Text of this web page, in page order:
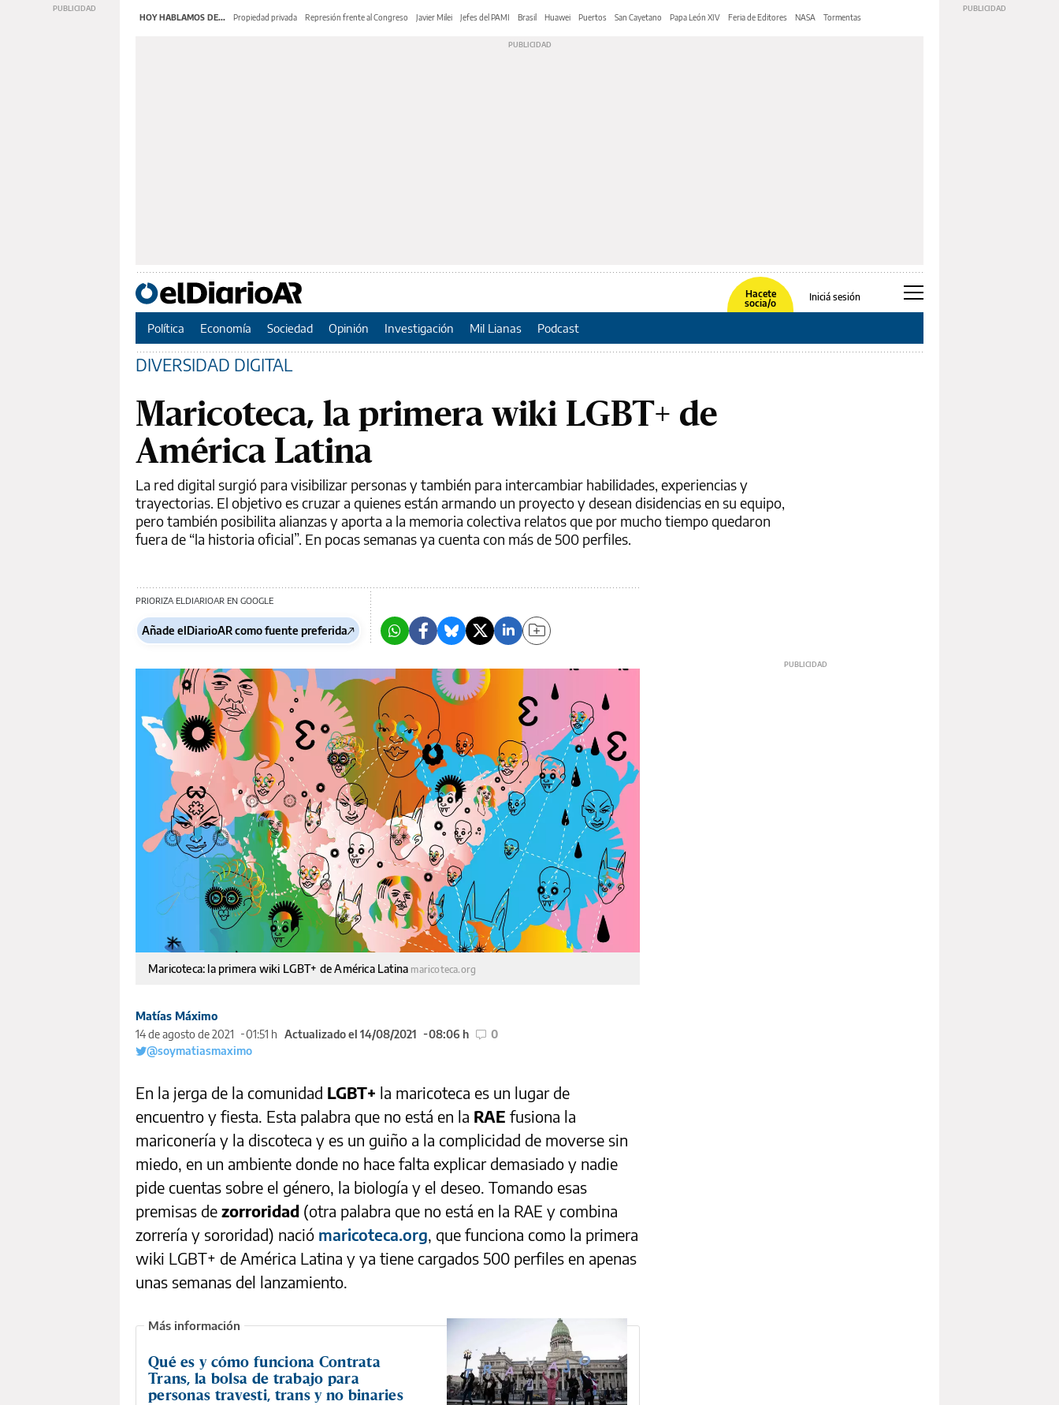
HOY HABLAMOS DE... Propiedad privada Represión frente al Congreso Javier Milei Jefes del PAMI Brasil Huawei Puertos San Cayetano Papa León XIV Feria de Editores NASA Tormentas
Hacete
socia/o
Iniciá sesión
Política Economía Sociedad Opinión Investigación Mil Lianas Podcast
DIVERSIDAD DIGITAL
Maricoteca, la primera wiki LGBT+ de
América Latina
La red digital surgió para visibilizar personas y también para intercambiar habilidades, experiencias y
trayectorias. El objetivo es cruzar a quienes están armando un proyecto y desean disidencias en su equipo,
pero también posibilita alianzas y aporta a la memoria colectiva relatos que por mucho tiempo quedaron
fuera de “la historia oficial”. En pocas semanas ya cuenta con más de 500 perfiles.
PRIORIZA ELDIARIOAR EN GOOGLE
Añade elDiarioAR como fuente preferida
Maricoteca: la primera wiki LGBT+ de América Latina maricoteca.org
Matías Máximo
14 de agosto de 2021
01:51 h Actualizado el 14/08/2021 08:06 h
0
@soymatiasmaximo
En la jerga de la comunidad LGBT+ la maricoteca es un lugar de
encuentro y fiesta. Esta palabra que no está en la RAE fusiona la
mariconería y la discoteca y es un guiño a la complicidad de moverse sin
miedo, en un ambiente donde no hace falta explicar demasiado y nadie
pide cuentas sobre el género, la biología y el deseo. Tomando esas
premisas de zorroridad (otra palabra que no está en la RAE y combina
zorrería y sororidad) nació maricoteca.org, que funciona como la primera
wiki LGBT+ de América Latina y ya tiene cargados 500 perfiles en apenas
unas semanas del lanzamiento.
Qué es y cómo funciona Contrata
Trans, la bolsa de trabajo para
personas travesti, trans y no binaries